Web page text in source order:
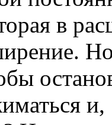
в